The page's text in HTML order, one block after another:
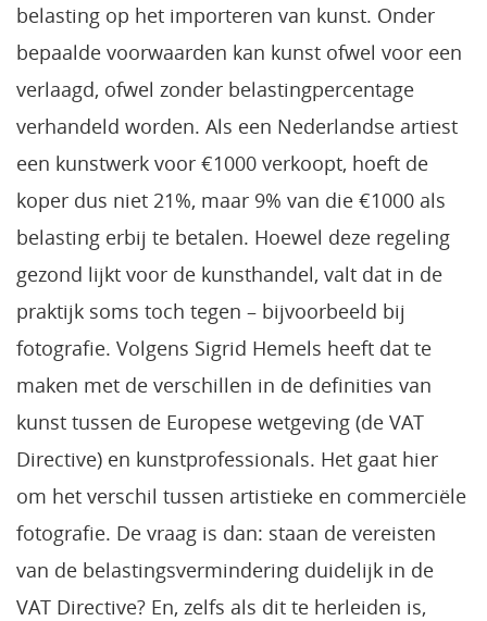
belasting op het importeren van kunst. Onder
bepaalde voorwaarden kan kunst ofwel voor een
verlaagd, ofwel zonder belastingpercentage
verhandeld worden. Als een Nederlandse artiest
een kunstwerk voor €1000 verkoopt, hoeft de
koper dus niet 21%, maar 9% van die €1000 als
belasting erbij te betalen. Hoewel deze regeling
gezond lijkt voor de kunsthandel, valt dat in de
praktijk soms toch tegen – bijvoorbeeld bij
fotografie. Volgens Sigrid Hemels heeft dat te
maken met de verschillen in de definities van
kunst tussen de Europese wetgeving (de VAT
Directive) en kunstprofessionals. Het gaat hier
om het verschil tussen artistieke en commerciële
fotografie. De vraag is dan: staan de vereisten
van de belastingsvermindering duidelijk in de
VAT Directive? En, zelfs als dit te herleiden is,